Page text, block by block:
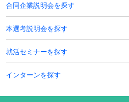
合同企業説明会を探す
本選考説明会を探す
就活セミナーを探す
インターンを探す